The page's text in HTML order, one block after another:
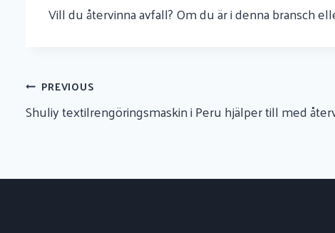
Vill du återvinna avfall? Om du är i denna bransch
Urambazaji
Wa
PREVIOUS
Shuliy textilrengöringsmaskin i Peru hjälper till med